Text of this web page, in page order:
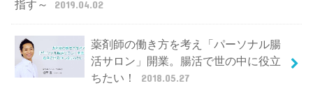
指す～
2019.04.02
薬剤師の働き方を考え「パーソナル腸
活サロン」開業。腸活で世の中に役立
ちたい！
2018.05.27